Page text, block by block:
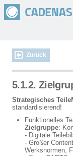
Zurück
5.1.2.
Strategisches
standardisierend!
Funktionelles
Zielgruppe:
- Digitale
- Großer
Werksnormen,